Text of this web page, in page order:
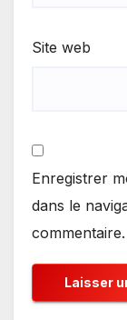
Site web
Enregistrer
dans le
commentaire.